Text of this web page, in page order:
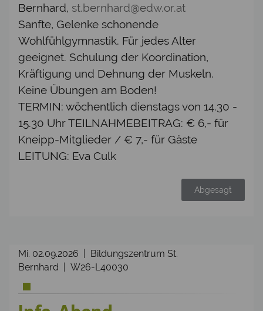
Bernhard, st.bernhard@edw.or.at
Sanfte, Gelenke schonende
Wohlfühlgymnastik. Für jedes Alter
geeignet. Schulung der Koordination,
Kräftigung und Dehnung der Muskeln.
Keine Übungen am Boden!
TERMIN: wöchentlich dienstags von 14.30 -
15.30 Uhr TEILNAHMEBEITRAG: € 6,- für
Kneipp-Mitglieder / € 7,- für Gäste
LEITUNG: Eva Culk
Abgesagt
Mi. 02.09.2026 | Bildungszentrum St.
Bernhard | W26-L40030